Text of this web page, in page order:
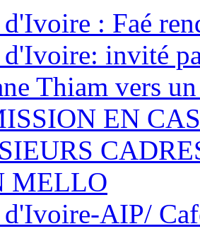
: Faé
invité
Thiam vers
EN
MELLO
AIP/